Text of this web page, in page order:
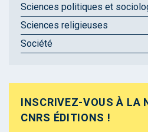
Sciences politiques et
Sciences religieuses
Société
INSCRIVEZ-VOUS À LA
CNRS ÉDITIONS !